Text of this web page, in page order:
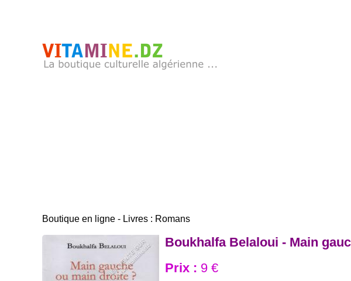
Boutique en ligne - Livres : Romans
Boukhalfa Belaloui - Main
Prix : 9 €